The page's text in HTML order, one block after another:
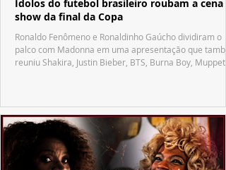
Ídolos do futebol brasileiro roubam a cena
show da final da Copa
Ronaldo Fenômeno e Ronaldinho Gaúcho dividiram o
palco com Madonna em uma apresentação que
reuniu Shakira, Justin Bieber, BTS, Burna Boy, Muppets,